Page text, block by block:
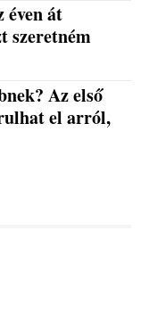
éven át
szeretném
Az első
el arról,